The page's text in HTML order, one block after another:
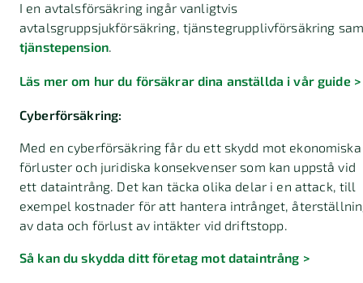
I en avtalsförsäkring ingår vanligtvis
avtalsgruppsjukförsäkring, tjänstegrupplivförsäkring
tjänstepension.
Läs mer om hur du försäkrar dina anställda i vår guide >
Cyberförsäkring:
Med en cyberförsäkring får du ett skydd mot ekonomiska
förluster och juridiska konsekvenser som kan uppstå vid
ett dataintrång. Det kan täcka olika delar i en attack, till
exempel kostnader för att hantera intrånget,
av data och förlust av intäkter vid driftstopp.
Så kan du skydda ditt företag mot dataintrång >